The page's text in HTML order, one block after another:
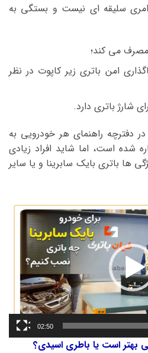
امری سلیقه ای نیست و بستگی به
مصرف می کند؛
امن باتری زیر کاپوت در نظر
شارژ باتری دارد.
دفترچه راهنمای هر خودرویی به
شده است، اما شاید افراد زیادی
ها باتری بایک سابرینا و یا سایر
نمایشگر
ویدیو
02:50
بهتر است یا باطری اسیدی؟